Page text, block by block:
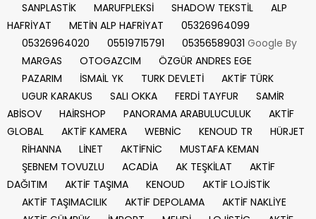
SANPLASTİK
MARUFPLEKSİ SHADOW TEKSTİL
ALP
HAFRİYAT
METİN ALP HAFRİYAT
05326964099
05326964020
05519715791 05356589031 Google By
MARGAS
OTOGAZCIM
ÖZGÜR ANDRES EGE
PAZARIM
İSMAİL YK TURK DEVLETİ
AKTİF TÜRK
UGUR KARAKUS
SALI OKKA FERDİ TAYFUR
SAMİR
ABİSOV
HAİRSHOP PANORAMA ARABULUCULUK
AKTİF
GLOBAL
AKTİF KAMERA WEBNİC KENOUD TR
HÜRJET
RİHANNA
LİNET AKTİFNİC
MUSTAFA KEMAN
ŞEBNEM TOVUZLU
ACADİA AK TEŞKİLAT
AKTİF
DAĞITIM
AKTİF TAŞIMA KENOUD
AKTİF LOJİSTİK
AKTİF TAŞIMACILIK
AKTİF DEPOLAMA
AKTİF NAKLİYE